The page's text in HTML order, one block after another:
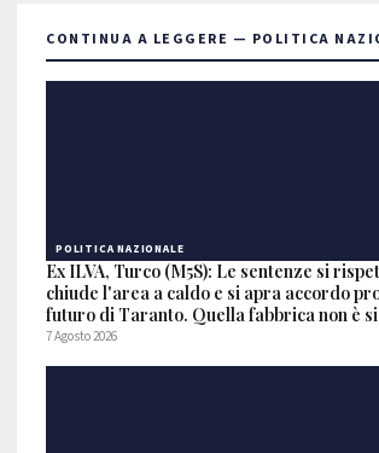
CONTINUA A LEGGERE — POLITICA
POLITICA NAZIONALE
Ex ILVA, Turco (M5S): Le sentenze si
chiude l'area a caldo e si apra accordo
futuro di Taranto. Quella fabbrica non è
7 Agosto 2026